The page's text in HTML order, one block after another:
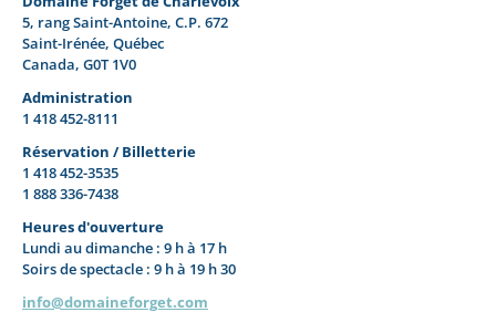
5, rang Saint-Antoine, C.P. 672
Saint-Irénée, Québec
Canada, G0T 1V0
Administration
1 418 452-8111
Réservation / Billetterie
1 418 452-3535
1 888 336-7438
Heures d'ouverture
Lundi au dimanche : 9 h à 17 h
Soirs de spectacle : 9 h à 19 h 30
info@domaineforget.com